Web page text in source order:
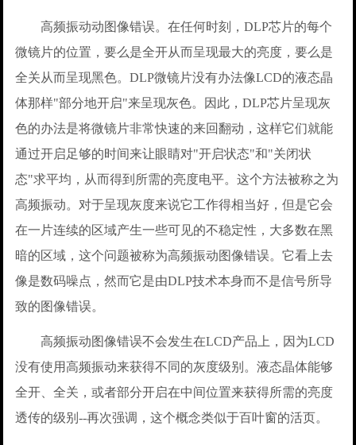
高频振动动图像错误。在任何时刻，DLP芯片的每个
微镜片的位置，要么是全开从而呈现最大的亮度，要么是
全关从而呈现黑色。DLP微镜片没有办法像LCD的液态晶
体那样"部分地开启"来呈现灰色。因此，DLP芯片呈现灰
色的办法是将微镜片非常快速的来回翻动，这样它们就能
通过开启足够的时间来让眼睛对"开启状态"和"关闭状
态"求平均，从而得到所需的亮度电平。这个方法被称之为
高频振动。对于呈现灰度来说它工作得相当好，但是它会
在一片连续的区域产生一些可见的不稳定性，大多数在黑
暗的区域，这个问题被称为高频振动图像错误。它看上去
像是数码噪点，然而它是由DLP技术本身而不是信号所导
致的图像错误。
高频振动图像错误不会发生在LCD产品上，因为LCD
没有使用高频振动来获得不同的灰度级别。液态晶体能够
全开、全关，或者部分开启在中间位置来获得所需的亮度
透传的级别--再次强调，这个概念类似于百叶窗的活页。